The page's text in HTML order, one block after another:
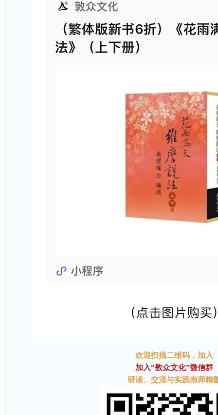
欢迎扫描二维码 ，加入
加入“敦众文化”微信群
研读、交流与实践南师精